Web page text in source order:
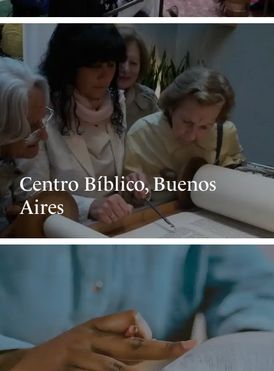
Centro Bíblico, Buenos
Aires